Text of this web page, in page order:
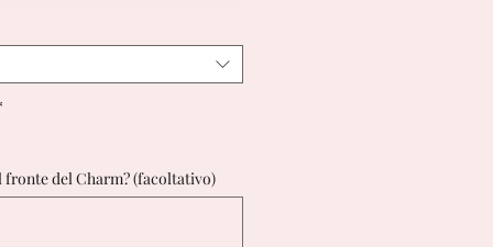
fronte del Charm? (facoltativo)